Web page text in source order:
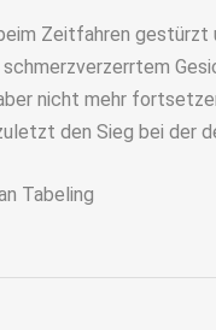
Zeitfahren
nicht mehr
den Sieg bei der
Tabeling